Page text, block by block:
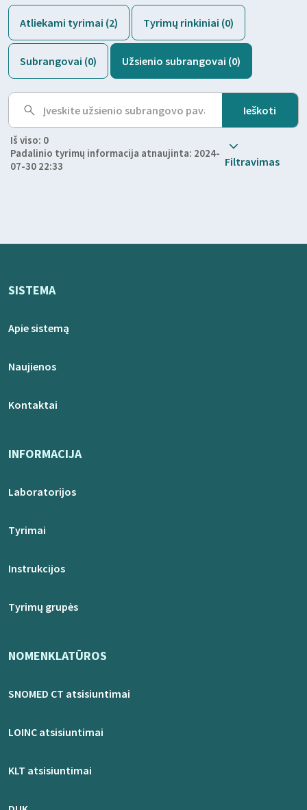
Atliekami tyrimai (2) Tyrimų rinkiniai (0)
Subrangovai (0) Užsienio subrangovai (0)
Iš viso: 0
Padalinio tyrimų informacija atnaujinta: 2024-
07-30 22:33
Filtravimas
SISTEMA
Apie sistemą
Naujienos
Kontaktai
INFORMACIJA
Laboratorijos
Tyrimai
Instrukcijos
Tyrimų grupės
NOMENKLATŪROS
SNOMED CT atsisiuntimai
LOINC atsisiuntimai
KLT atsisiuntimai